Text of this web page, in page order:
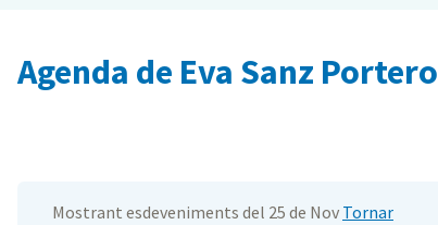
Agenda de Eva Sanz Portero
Mostrant esdeveniments del 25 de Nov Tornar